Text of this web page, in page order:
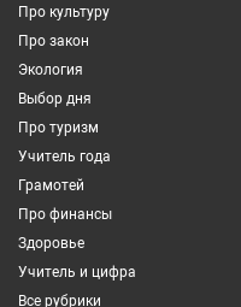
Про культуру
Про закон
Экология
Выбор дня
Про туризм
Учитель года
Грамотей
Про финансы
Здоровье
Учитель и цифра
Все рубрики